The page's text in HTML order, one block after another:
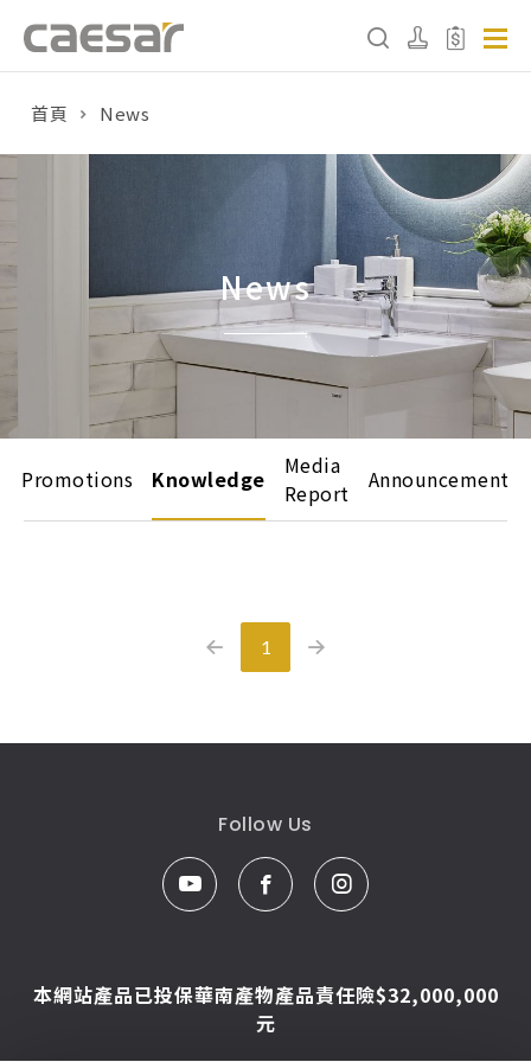
販賣中商品 已下架商品
搜尋產品
已下架商品
搜尋產品
首頁 News
News
Promotions Knowledge
Media
Report
Announcement
1
Follow Us
本網站產品已投保華南產物產品責任險$32,000,000
元